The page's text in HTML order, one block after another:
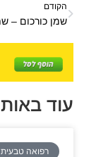
הקודם
עוד
רפואה טבעית